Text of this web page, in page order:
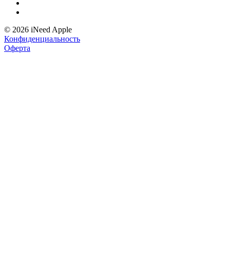
Конфиденциальность
Оферта